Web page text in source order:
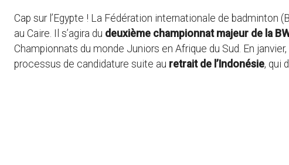
Cap sur l’Egypte ! La Fédération internationale de badminton
au Caire. Il s’agira du deuxième championnat majeur de la
Championnats du monde Juniors en Afrique du Sud. En
processus de candidature suite au retrait de l’Indonésie, qui